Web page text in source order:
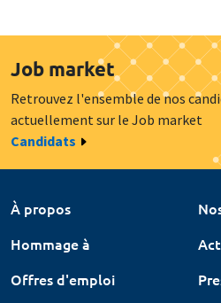
Job market
Retrouvez l'ensemble de nos
actuellement sur le Job market
Candidats
À propos
Hommage à
Offres d'emploi